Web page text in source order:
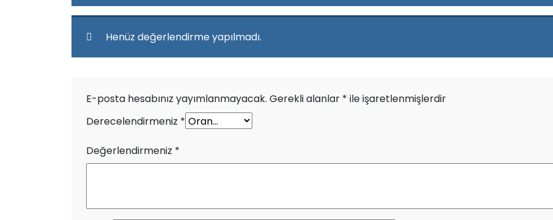
Henüz değerlendirme yapılmadı.
E-posta hesabınız yayımlanmayacak. Gerekli alanlar * ile işaretlenmişlerdir
Derecelendirmeniz *
Değerlendirmeniz *